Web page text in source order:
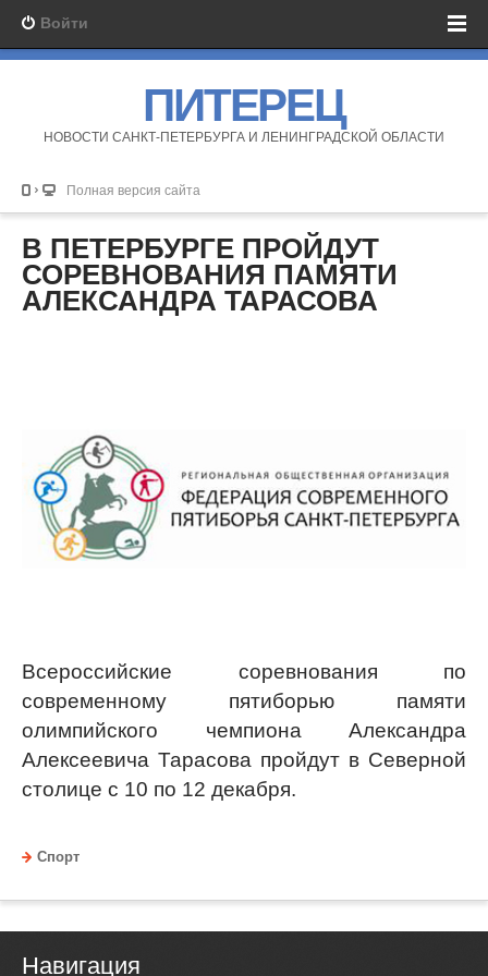
Войти
ПИТЕРЕЦ
НОВОСТИ САНКТ-ПЕТЕРБУРГА И ЛЕНИНГРАДСКОЙ ОБЛАСТИ
Полная версия сайта
В ПЕТЕРБУРГЕ ПРОЙДУТ
СОРЕВНОВАНИЯ ПАМЯТИ
АЛЕКСАНДРА ТАРАСОВА
Всероссийские соревнования по
современному пятиборью памяти
олимпийского чемпиона Александра
Алексеевича Тарасова пройдут в Северной
столице с 10 по 12 декабря.
Спорт
Навигация